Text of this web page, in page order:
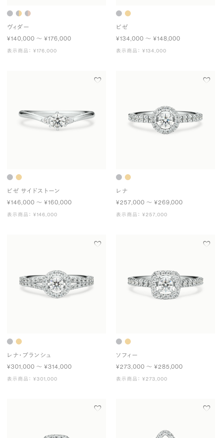
ヴィダー
¥140,000 〜 ¥176,000
表示商品： ¥176,000
ビゼ
¥134,000 〜 ¥148,000
表示商品： ¥134,000
ビゼ サイドストーン
¥146,000 〜 ¥160,000
表示商品： ¥146,000
レナ
¥257,000 〜 ¥269,000
表示商品： ¥257,000
レナ・ブランシュ
¥301,000 〜 ¥314,000
表示商品： ¥301,000
ソフィー
¥273,000 〜 ¥285,000
表示商品： ¥273,000